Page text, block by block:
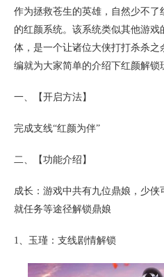
作为拯救苍生的英雄，自然少不了
的红颜系统。该系统类似其他游
体，是一个让诸位大侠打打杀杀
编就为大家简单的介绍下红颜解锁
一、【开启方法】
完成支线“红颜为伴”
二、【功能介绍】
成长：游戏中共有九位鼎娘，少
就任务等途径解锁鼎娘
1、玉瑾：支线剧情解锁